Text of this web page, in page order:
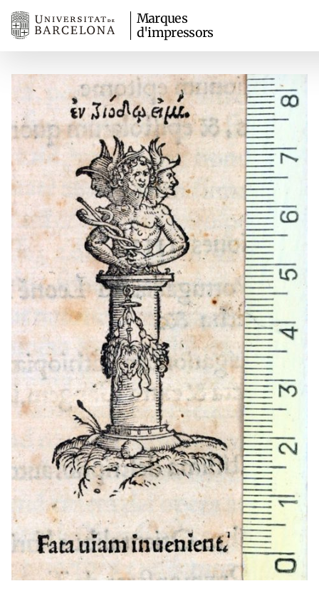
Marques
d'impressors